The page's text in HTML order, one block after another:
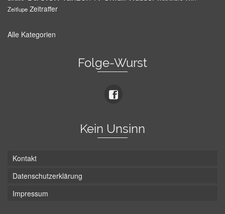
Zeitlupe Zeitraffer
Alle Kategorien
Folge-Wurst
Kein Unsinn
Kontakt
Datenschutzerklärung
Impressum